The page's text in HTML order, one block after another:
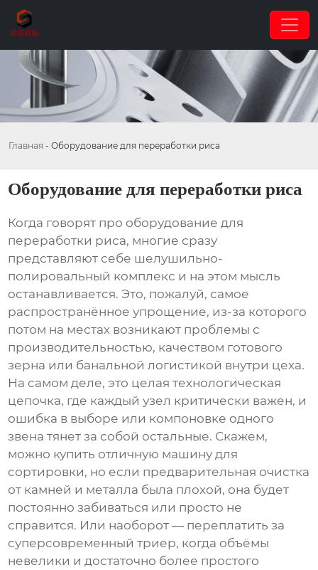
Главная - Оборудование для переработки риса
Оборудование для переработки риса
Когда говорят про оборудование для
переработки риса, многие сразу
представляют себе шелушильно-
полировальный комплекс и на этом мысль
останавливается. Это, пожалуй, самое
распространённое упрощение, из-за которого
потом на местах возникают проблемы с
производительностью, качеством готового
зерна или банальной логистикой внутри цеха.
На самом деле, это целая технологическая
цепочка, где каждый узел критически важен, и
ошибка в выборе или компоновке одного
звена тянет за собой остальные. Скажем,
можно купить отличную машину для
сортировки, но если предварительная очистка
от камней и металла была плохой, она будет
постоянно забиваться или просто не
справится. Или наоборот — переплатить за
суперсовременный триер, когда объёмы
невелики и достаточно более простого